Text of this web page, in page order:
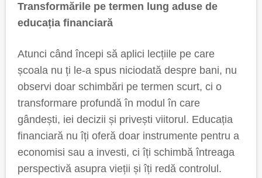
Transformările pe termen lung aduse de
educația financiară
Atunci când începi să aplici lecțiile pe care
școala nu ți le-a spus niciodată despre bani, nu
observi doar schimbări pe termen scurt, ci o
transformare profundă în modul în care
gândești, iei decizii și privești viitorul. Educația
financiară nu îți oferă doar instrumente pentru a
economisi sau a investi, ci îți schimbă întreaga
perspectivă asupra vieții și îți redă controlul.